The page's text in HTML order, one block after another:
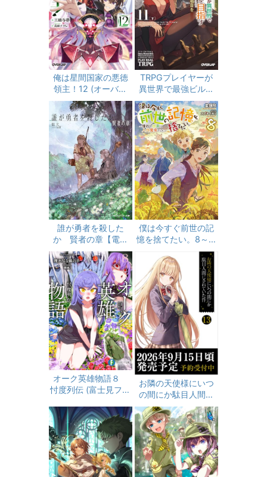
特典SS付き】
俺は星間国家の悪徳
領主！12 (オーバー
ラップ文庫)
TRPGプレイヤーが
異世界で最強ビルド
を目指す 11 下 ～
ヘンダーソン氏の福
音を～ (オーバーラッ
プ文庫)
誰が勇者を殺した
か 賢者の章【電子
特別版】 (角川スニー
カー文庫)
僕は今すぐ前世の記
憶を捨てたい。8～憧
れの田舎は人外魔境
でした～【電子書籍
限定書き下ろしSS付
き】
オーク英雄物語８
忖度列伝 (富士見ファ
お隣の天使様にいつ
の間にか駄目人間に
されていた件１３ (G
A文庫)